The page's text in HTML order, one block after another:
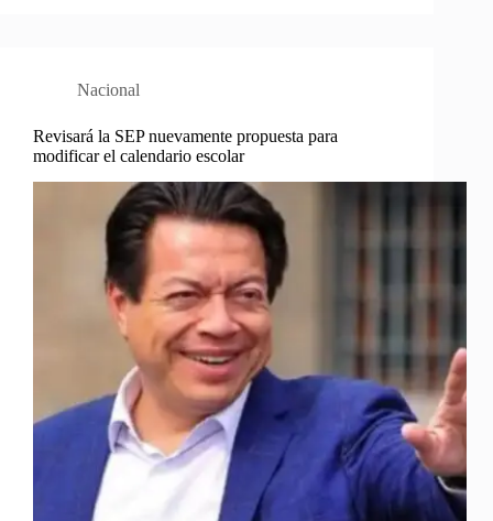
Nacional
Revisará la SEP nuevamente propuesta para
modificar el calendario escolar